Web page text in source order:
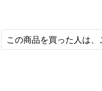
この商品を買った人は